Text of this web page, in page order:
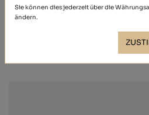
CALF
39,40 €
Sie können dies jederzeit über die
ändern.